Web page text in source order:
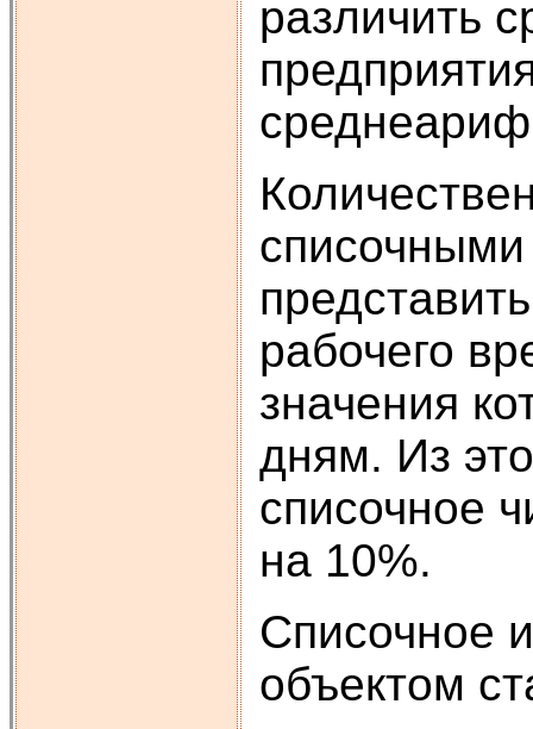
различить
рабочего
значения
дням. Из
списочное
на 10%.
Списочное
объектом